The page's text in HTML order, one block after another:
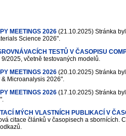
MEETINGS 2026 (21.10.2025) Stránka
Science 2026".
TESTŮ V ČASOPISU
2025, včetně testovaných modelů.
MEETINGS 2026 (20.10.2025) Stránka
Microanalysis 2026".
MEETINGS 2026 (17.10.2025) Stránka
MÝCH VLASTNÍCH PUBLIKACÍ V
citace článků v časopisech a sbornících.